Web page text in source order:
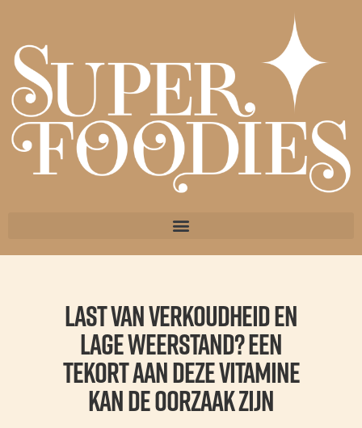
Last van verkoudheid en
lage weerstand? Een
tekort aan deze vitamine
kan de oorzaak zijn